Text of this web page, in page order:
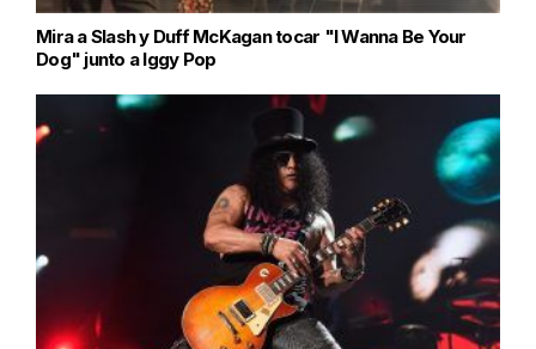
Mira a Slash y Duff McKagan tocar "I Wanna Be Your
Dog" junto a Iggy Pop